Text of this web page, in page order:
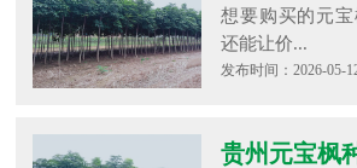
想要购买的元
还能让价...
发布时间：2026-05-